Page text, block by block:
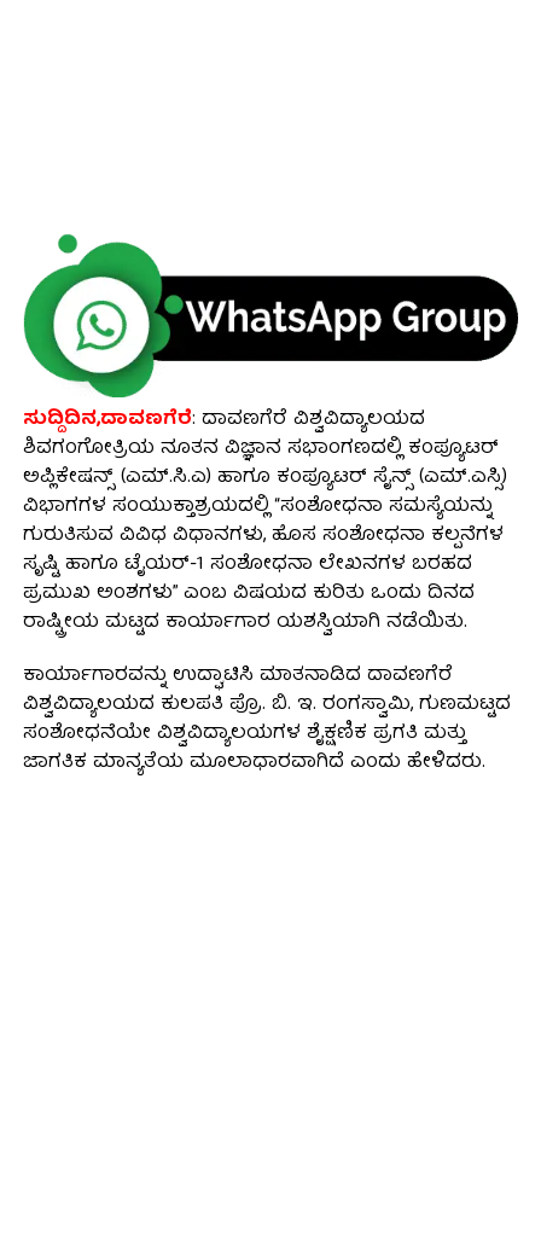
ಸುದ್ದಿದಿನ,ದಾವಣಗೆರೆ: ದಾವಣಗೆರೆ ವಿಶ್ವವಿದ್ಯಾಲಯದ
ಶಿವಗಂಗೋತ್ರಿಯ ನೂತನ ವಿಜ್ಞಾನ ಸಭಾಂಗಣದಲ್ಲಿ ಕಂಪ್ಯೂಟರ್
ಅಪ್ಲಿಕೇಷನ್ಸ್ (ಎಮ್.ಸಿ.ಎ) ಹಾಗೂ ಕಂಪ್ಯೂಟರ್ ಸೈನ್ಸ್ (ಎಮ್.ಎಸ್ಸಿ)
ವಿಭಾಗಗಳ ಸಂಯುಕ್ತಾಶ್ರಯದಲ್ಲಿ “ಸಂಶೋಧನಾ ಸಮಸ್ಯೆಯನ್ನು
ಗುರುತಿಸುವ ವಿವಿಧ ವಿಧಾನಗಳು, ಹೊಸ ಸಂಶೋಧನಾ ಕಲ್ಪನೆಗಳ
ಸೃಷ್ಟಿ ಹಾಗೂ ಟೈಯರ್-1 ಸಂಶೋಧನಾ ಲೇಖನಗಳ ಬರಹದ
ಪ್ರಮುಖ ಅಂಶಗಳು” ಎಂಬ ವಿಷಯದ ಕುರಿತು ಒಂದು ದಿನದ
ರಾಷ್ಟ್ರೀಯ ಮಟ್ಟದ ಕಾರ್ಯಾಗಾರ ಯಶಸ್ವಿಯಾಗಿ ನಡೆಯಿತು.
ಕಾರ್ಯಾಗಾರವನ್ನು ಉದ್ಘಾಟಿಸಿ ಮಾತನಾಡಿದ ದಾವಣಗೆರೆ
ವಿಶ್ವವಿದ್ಯಾಲಯದ ಕುಲಪತಿ ಪ್ರೊ. ಬಿ. ಇ. ರಂಗಸ್ವಾಮಿ, ಗುಣಮಟ್ಟದ
ಸಂಶೋಧನೆಯೇ ವಿಶ್ವವಿದ್ಯಾಲಯಗಳ ಶೈಕ್ಷಣಿಕ ಪ್ರಗತಿ ಮತ್ತು
ಜಾಗತಿಕ ಮಾನ್ಯತೆಯ ಮೂಲಾಧಾರವಾಗಿದೆ ಎಂದು ಹೇಳಿದರು.